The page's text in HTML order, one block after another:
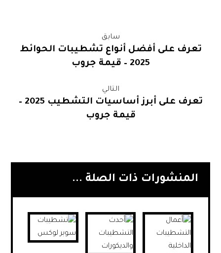
سابق
تعرف على أفضل أنواع تشطيبات الحوائط
2025 – قيمة جروب
التالي
تعرف على أبرز أساسيات التشطيب 2025 –
قيمة جروب
المنشورات ذات الصلة ...